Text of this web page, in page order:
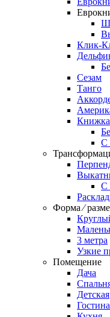
Клик-
Сезам
Танго
Книжка
С
С
Форма ⁄
3 метра
Узкие
Помещение
Дача
Детская